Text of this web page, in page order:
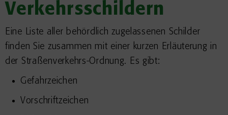
Verkehrsschildern
Eine Liste aller behördlich zugelassenen Schilder
finden Sie zusammen mit einer kurzen Erläuterung in
der Straßenverkehrs-Ordnung. Es gibt:
Gefahrzeichen
Vorschriftzeichen